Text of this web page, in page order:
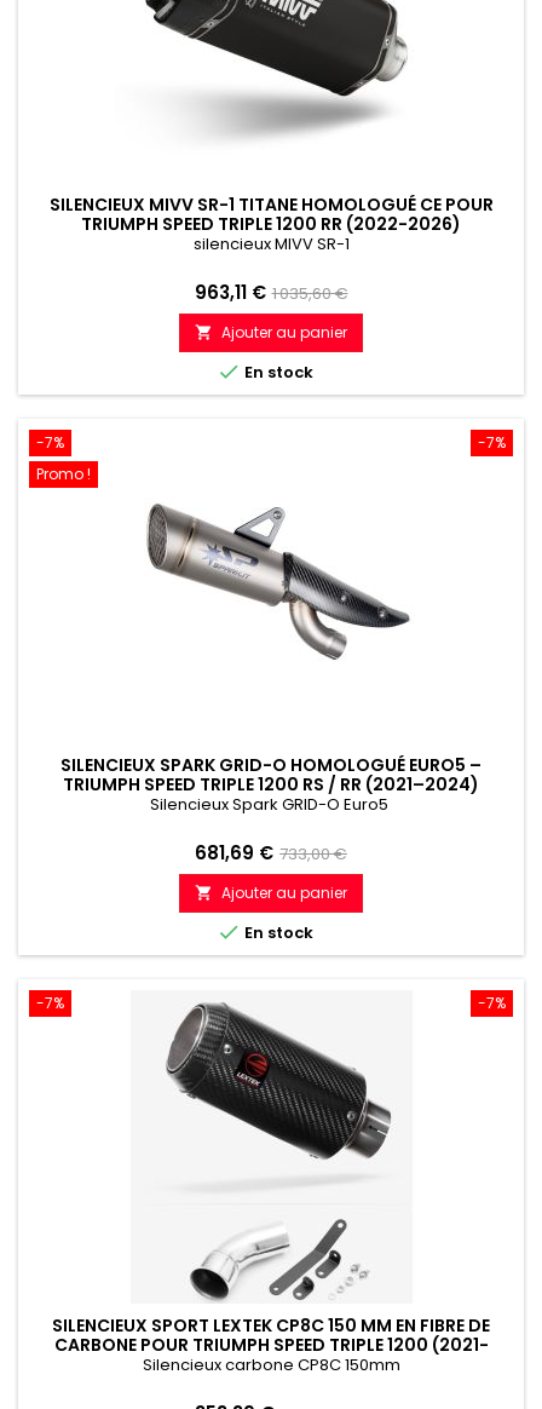
SILENCIEUX MIVV SR-1 TITANE HOMOLOGUÉ CE POUR
TRIUMPH SPEED TRIPLE 1200 RR (2022-2026)
silencieux MIVV SR-1
Prix
963,11 € Prix
de
référence
1 035,60 €
 Ajouter au panier
 En stock
-7%
-7%
Promo !
SILENCIEUX SPARK GRID-O HOMOLOGUÉ EURO5 –
TRIUMPH SPEED TRIPLE 1200 RS / RR (2021–2024)
Silencieux Spark GRID-O Euro5
Prix
681,69 € Prix
de
référence
733,00 €
 Ajouter au panier
 En stock
-7%
-7%
SILENCIEUX SPORT LEXTEK CP8C 150 MM EN FIBRE DE
CARBONE POUR TRIUMPH SPEED TRIPLE 1200 (2021-
2024)
Silencieux carbone CP8C 150mm